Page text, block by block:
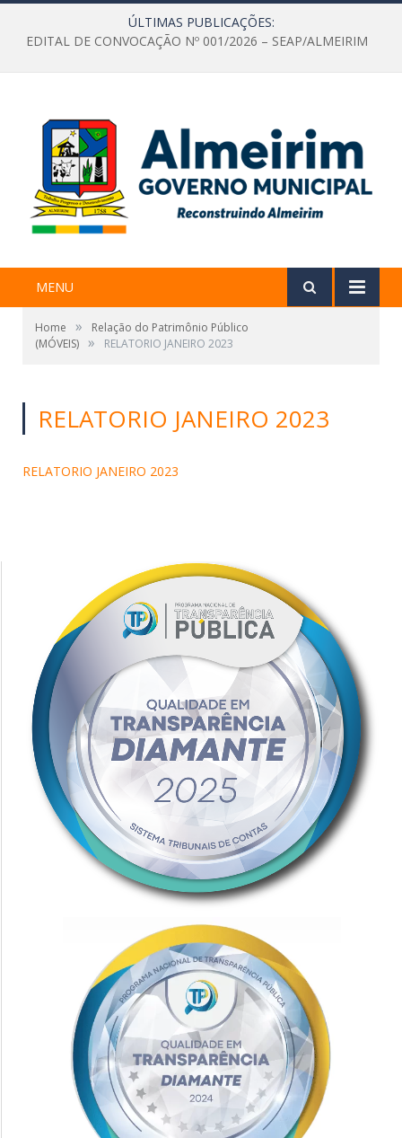
ÚLTIMAS PUBLICAÇÕES:
EDITAL DE CONVOCAÇÃO Nº 001/2026 – SEAP/ALMEIRIM
MENU
Home »
Relação do Patrimônio Público
(MÓVEIS) » RELATORIO JANEIRO 2023
RELATORIO JANEIRO 2023
RELATORIO JANEIRO 2023